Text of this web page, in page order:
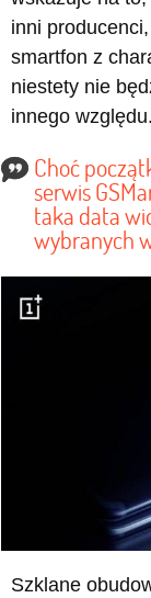
inni
smartfon z
niestety nie
innego
Choć
serwis
taka data
wybranych
Szklane